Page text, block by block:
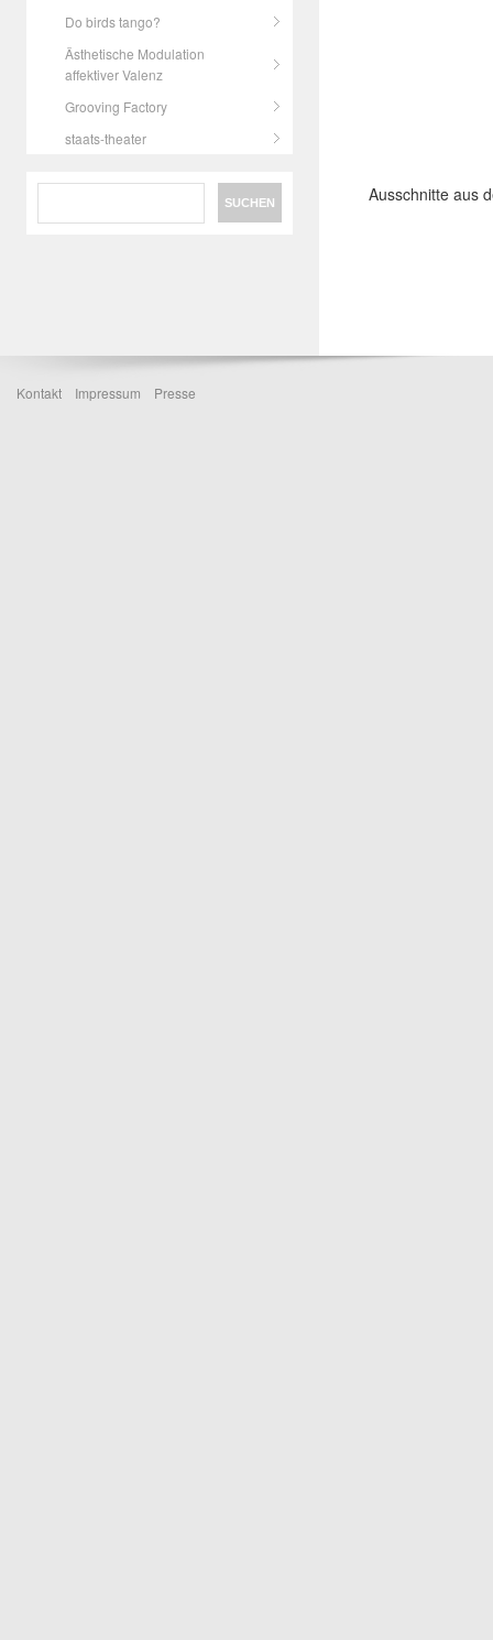
Do birds tango?
Ästhetische Modulation
affektiver Valenz
Grooving Factory
staats-theater
Ausschnitte aus
Kontakt Impressum Presse